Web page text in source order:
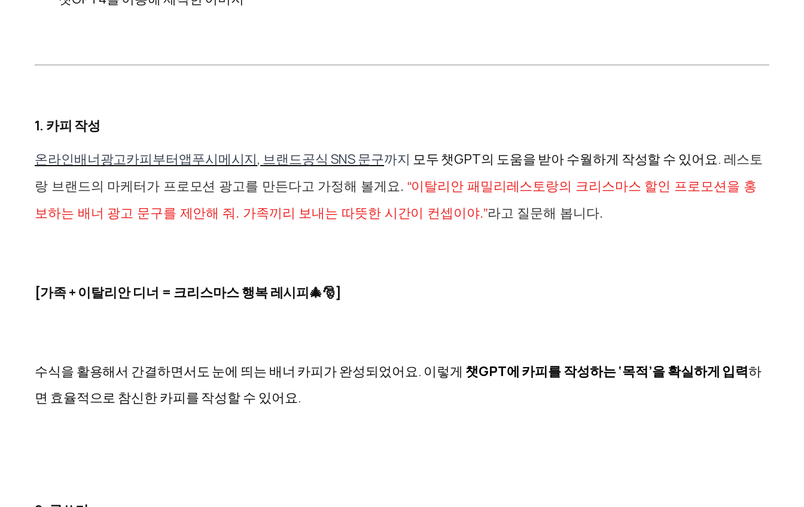
1. 카피 작성
온라인배너광고카피부터앱푸시메시지, 브랜드공식 SNS문구까지 모두 챗GPT의 도움을 받아 수월하게 작성할 수 있어요. 레스토
랑 브랜드의 마케터가 프로모션 광고를 만든다고 가정해 볼게요. “이탈리안 패밀리레스토랑의 크리스마스 할인 프로모션을 홍
보하는 배너 광고 문구를 제안해 줘. 가족끼리 보내는 따뜻한 시간이 컨셉이야.”라고 질문해 봅니다.
[가족+ 이탈리안 디너 = 크리스마스 행복 레시피🎄🎅]
수식을 활용해서 간결하면서도 눈에 띄는 배너 카피가 완성되었어요. 이렇게 챗GPT에 카피를 작성하는 ‘목적’을 확실하게 입력하
면 효율적으로 참신한 카피를 작성할 수 있어요.